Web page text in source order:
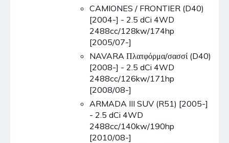
CAMIONES / FRONTIER (D40)
[2004-] - 2.5 dCi 4WD
2488cc/128kw/174hp
[2005/07-]
NAVARA Πλατφόρμα/σασσί (D40)
[2008-] - 2.5 dCi 4WD
2488cc/126kw/171hp
[2008/08-]
ARMADA III SUV (R51) [2005-]
- 2.5 dCi 4WD
2488cc/140kw/190hp
[2010/08-]